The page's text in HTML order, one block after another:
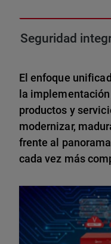
Seguridad
El enfoque
la
productos y
modernizar,
frente al
cada vez más